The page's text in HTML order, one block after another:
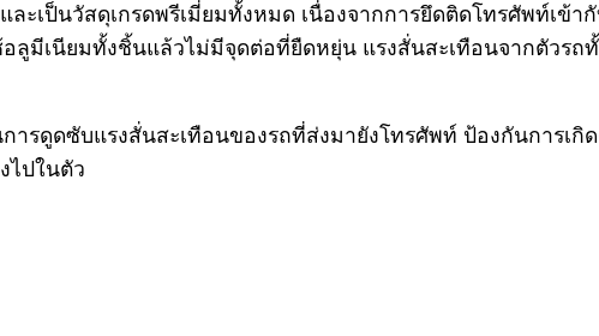
เป็นวัสดุเกรดพรีเมี่ยมทั้งหมด เนื่องจากการยึดติดโทรศัพท์เข้
มีเนียมทั้งชิ้นแล้วไม่มีจุดต่อที่ยืดหยุ่น แรงสั่นสะเทือนจากตัวรถ
รดูดซับแรงสั่นสะเทือนของรถที่ส่งมายังโทรศัพท์ ป้องกันการเ
ไปในตัว